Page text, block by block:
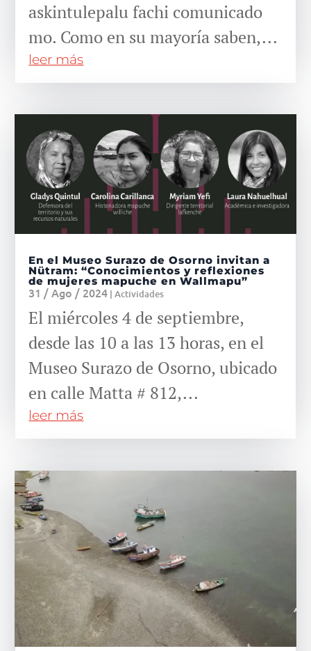
askintulepalu fachi comunicado
mo. Como en su mayoría saben,...
leer más
En el Museo Surazo de Osorno invitan a
Nütram: “Conocimientos y reflexiones
de mujeres mapuche en Wallmapu”
31 / Ago / 2024 |Actividades
El miércoles 4 de septiembre,
desde las 10 a las 13 horas, en el
Museo Surazo de Osorno, ubicado
en calle Matta # 812,...
leer más